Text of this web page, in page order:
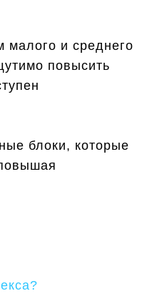
и среднего
повысить
блоки, которые